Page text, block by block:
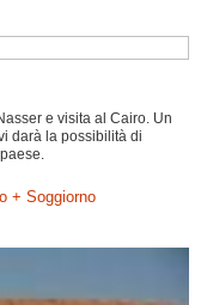
e visita al Cairo. Un
darà la possibilità di
+ Soggiorno